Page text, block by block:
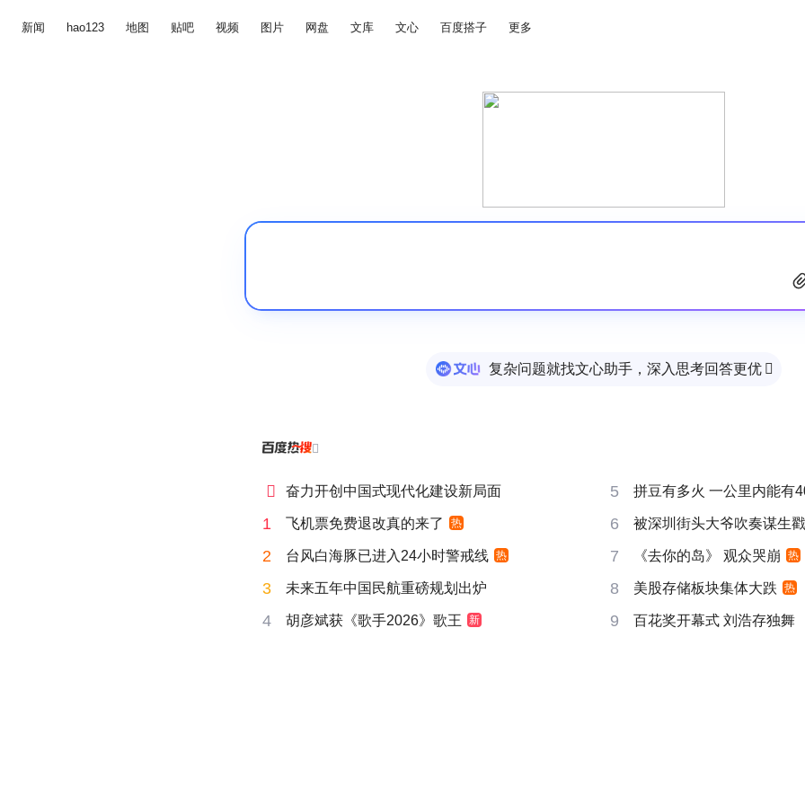
新闻 hao123 地图 贴吧 视频 图片 网盘 文库 文心 百度搭子 更多
复杂问题就找文心助手，深入思考回答更优 

 奋力开创中国式现代化建设新局面 5 拼豆有多火 一公里内能有
1 飞机票免费退改真的来了 热 6 被深圳街头大爷吹奏谋生
2 台风白海豚已进入24小时警戒线 热 7 《去你的岛》 观众哭崩 热
3 未来五年中国民航重磅规划出炉 8 美股存储板块集体大跌 热
4 胡彦斌获《歌手2026》歌王 新 9 百花奖开幕式 刘浩存独舞